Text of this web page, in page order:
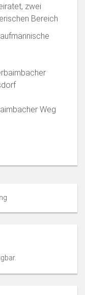
zwei
Bereich
Weg